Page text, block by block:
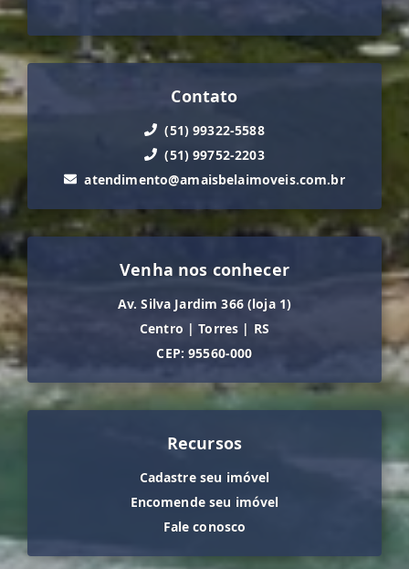
Contato
(51) 99322-5588
(51) 99752-2203
atendimento@amaisbelaimoveis.com.br
Venha nos conhecer
Av. Silva Jardim 366 (loja 1)
Centro | Torres | RS
CEP: 95560-000
Recursos
Cadastre seu imóvel
Encomende seu imóvel
Fale conosco